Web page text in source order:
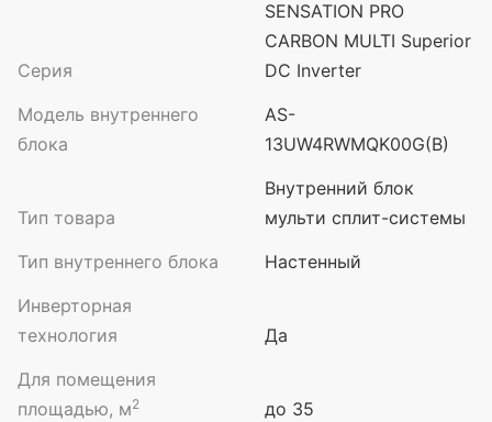
Серия
SENSATION PRO
CARBON MULTI Superior
DC Inverter
Модель внутреннего
блока
AS-
13UW4RWMQK00G(B)
Тип товара
Внутренний блок
мульти сплит-системы
Тип внутреннего блока
Настенный
Инверторная
технология
Да
Для помещения
площадью, м2
до 35